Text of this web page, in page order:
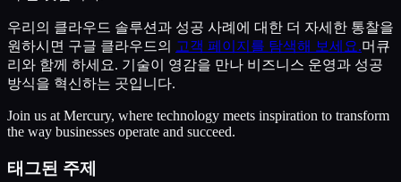
우리의 클라우드 솔루션과 성공 사례에 대한 더 자세한 통찰을
원하시면 구글 클라우드의 고객 페이지를 탐색해 보세요.머큐
리와 함께 하세요. 기술이 영감을 만나 비즈니스 운영과 성공
방식을 혁신하는 곳입니다.
Join us at Mercury, where technology meets inspiration to transform
the way businesses operate and succeed.
태그된 주제